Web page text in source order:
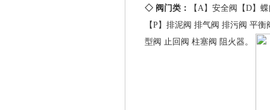
◇ 阀门类：
【A】 安全阀 【D】
【P】 排泥阀 排气阀 排污阀 平衡
型阀 止回阀 柱塞阀 阻火器。